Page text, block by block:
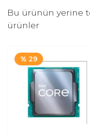
Bu ürünün yerine
ürünler
% 29